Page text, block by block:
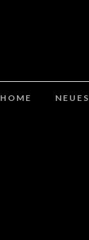
HOME NEUES